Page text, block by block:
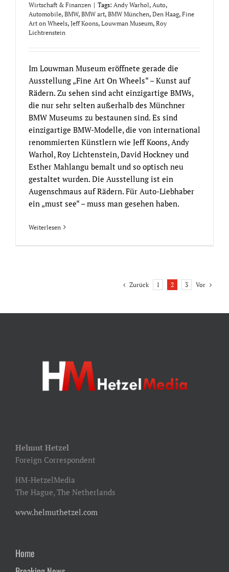
Wirtschaft & Finanzen | Tags: Andy Warhol, Auto,
Automobile, BMW, BMW art, BMW München, Den Haag, Fine
Art on Wheels, Jeff Koons, Louwman Museum, Roy
Lichtrenstein
Im Louwman Museum eröffnete gerade die
Ausstellung „Fine Art On Wheels“ – Kunst auf
Rädern. Zu sehen sind acht einzigartige BMWs,
die nur sehr selten außerhalb des Münchner
BMW Museums zu bestaunen sind. Es sind
einzigartige BMW-Modelle, die von international
renommierten Künstlern wie Jeff Koons, Andy
Warhol, Roy Lichtenstein, David Hockney und
Esther Mahlangu bemalt und so optisch neu
gestaltet wurden. Die Ausstellung ist ein
Augenschmaus auf Rädern. Für Auto-Liebhaber
ein „must see“ – muss man gesehen haben.
Weiterlesen
Zurück 1 2 3 Vor
Helmut Hetzel
Foreign Correspondent
HM-HetzelMedia
The Hague, The Netherlands
www.helmuthetzel.com
Home